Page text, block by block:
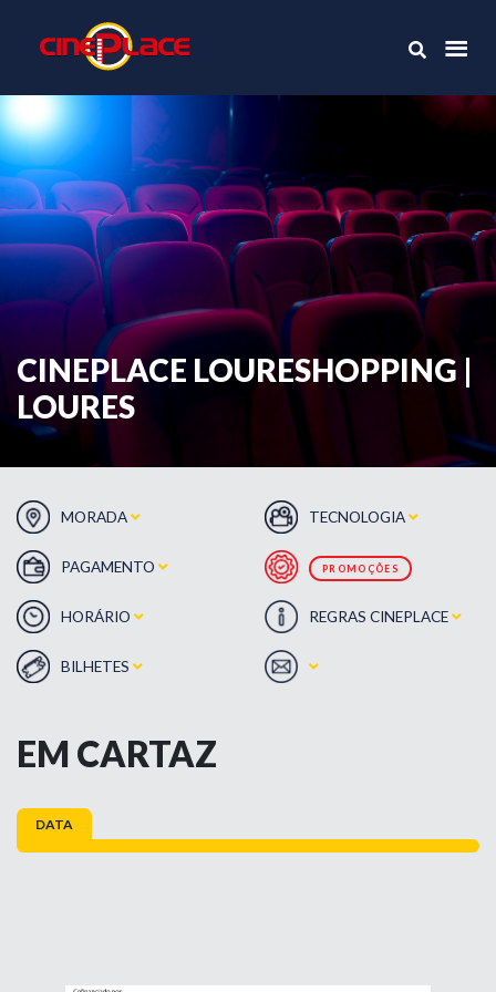
CINEPLACE LOURESHOPPING |
LOURES
MORADA
PAGAMENTO
HORÁRIO
BILHETES
TECNOLOGIA
PROMOÇÕES
REGRAS CINEPLACE
EM CARTAZ
DATA